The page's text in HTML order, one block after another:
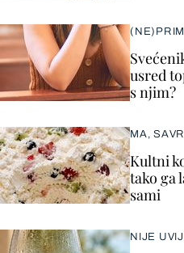
usred
s njim?
MA,
Kultni
tako ga
sami
NIJE